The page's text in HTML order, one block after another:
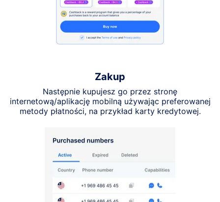
Zakup
Następnie kupujesz go przez stronę
internetową/aplikację mobilną używając preferowanej
metody płatności, na przykład karty kredytowej.